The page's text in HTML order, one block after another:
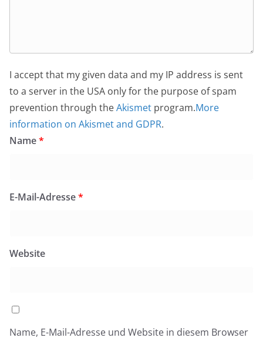
I accept that my given data and my IP address is sent
to a server in the USA only for the purpose of spam
prevention through theAkismet program.More
information on Akismet and GDPR.
Name*
E-Mail-Adresse*
Website
Name, E-Mail-Adresse und Website in diesem Browser